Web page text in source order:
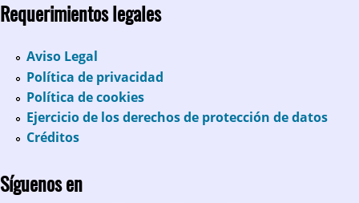
Requerimientos legales
Aviso Legal
Política de privacidad
Política de cookies
Ejercicio de los derechos de protección de datos
Créditos
Síguenos en